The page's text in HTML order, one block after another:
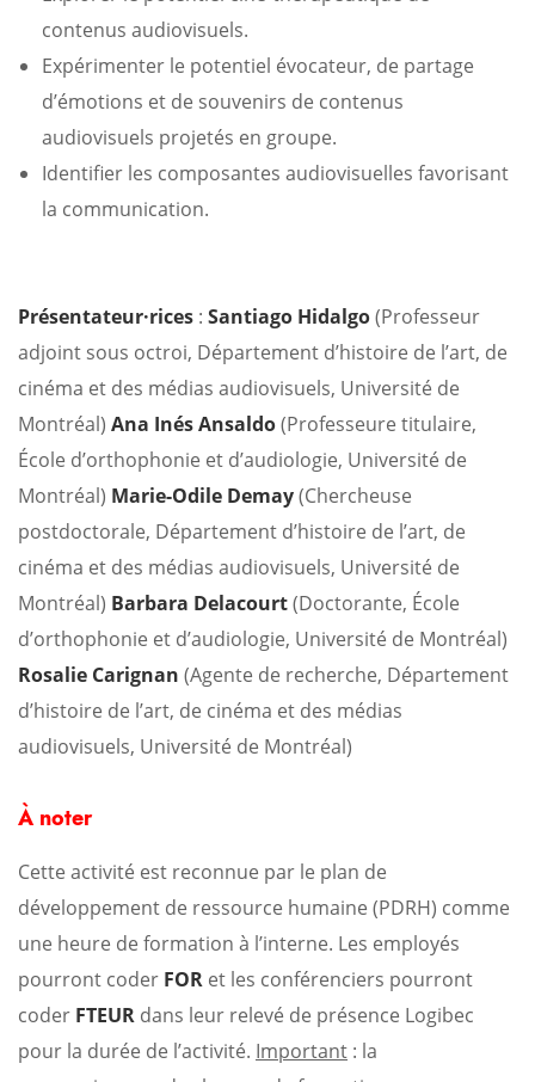
contenus audiovisuels.
Expérimenter le potentiel évocateur, de partage
d’émotions et de souvenirs de contenus
audiovisuels projetés en groupe.
Identifier les composantes audiovisuelles favorisant
la communication.
Présentateur·rices : Santiago Hidalgo(Professeur
adjoint sous octroi, Département d’histoire de l’art, de
cinéma et des médias audiovisuels, Université de
Montréal) Ana Inés Ansaldo(Professeure titulaire,
École d’orthophonie et d’audiologie, Université de
Montréal) Marie-Odile Demay(Chercheuse
postdoctorale, Département d’histoire de l’art, de
cinéma et des médias audiovisuels, Université de
Montréal) Barbara Delacourt(Doctorante, École
d’orthophonie et d’audiologie, Université de Montréal)
Rosalie Carignan (Agente de recherche, Département
d’histoire de l’art, de cinéma et des médias
audiovisuels, Université de Montréal)
À noter
Cette activité est reconnue par le plan de
développement de ressource humaine (PDRH) comme
une heure de formation à l’interne. Les employés
pourront coder FOR et les conférenciers pourront
coder FTEUR dans leur relevé de présence Logibec
pour la durée de l’activité. Important : la